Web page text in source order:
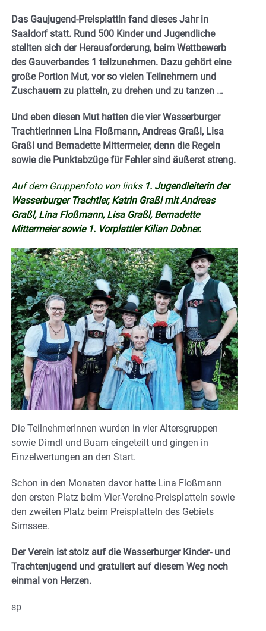
Das Gaujugend-Preisplattln fand dieses Jahr in
Saaldorf statt. Rund 500 Kinder und Jugendliche
stellten sich der Herausforderung, beim Wettbewerb
des Gauverbandes 1 teilzunehmen. Dazu gehört eine
große Portion Mut, vor so vielen Teilnehmern und
Zuschauern zu platteln, zu drehen und zu tanzen …
Und eben diesen Mut hatten die vier Wasserburger
TrachtlerInnen Lina Floßmann, Andreas Graßl, Lisa
Graßl und Bernadette Mittermeier, denn die Regeln
sowie die Punktabzüge für Fehler sind äußerst streng.
Auf dem Gruppenfoto von links1. Jugendleiterin der
Wasserburger Trachtler, Katrin Graßl mit Andreas
Graßl, Lina Floßmann, Lisa Graßl, Bernadette
Mittermeier sowie 1. Vorplattler Kilian Dobner.
Die TeilnehmerInnen wurden in vier Altersgruppen
sowie Dirndl und Buam eingeteilt und gingen in
Einzelwertungen an den Start.
Schon in den Monaten davor hatte Lina Floßmann
den ersten Platz beim Vier-Vereine-Preisplatteln sowie
den zweiten Platz beim Preisplatteln des Gebiets
Simssee.
Der Verein ist stolz auf die Wasserburger Kinder- und
Trachtenjugend und gratuliert auf diesem Weg noch
einmal von Herzen.
sp